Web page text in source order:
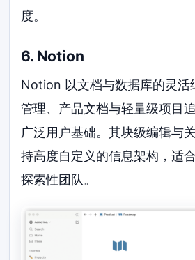
度。
6. Notion
Notion 以文档与数据库的灵活
管理、产品文档与轻量级项目
广泛用户基础。其块级编辑与
持高度自定义的信息架构，适
探索性团队。